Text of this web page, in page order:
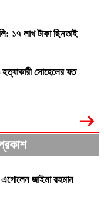
১৭ লাখ টাকা ছিনতাই
সোহেলের যত
জাইমা রহমান